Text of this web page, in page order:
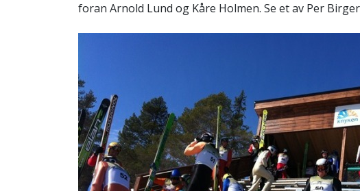
foran Arnold Lund og Kåre Holmen. Se et av Per